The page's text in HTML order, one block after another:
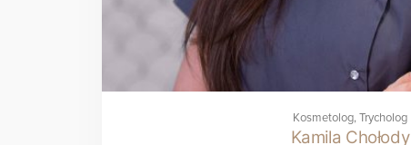
Kosmetolog, Trycholog
Kamila Chołody